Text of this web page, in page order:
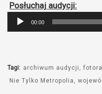
Posłuchaj audycji:
Odtwarzacz
plików
00:00
Tagi: archiwum audycji
Nie Tylko Metropolia